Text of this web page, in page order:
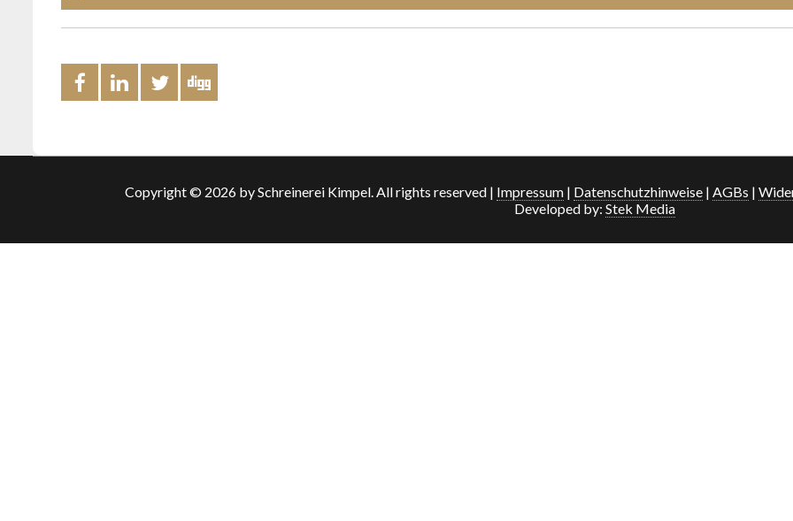
Copyright © 2026 by Schreinerei Kimpel. All rights reserved | Impressum| Datenschutzhinweise| AGBs |
Developed by: Stek Media